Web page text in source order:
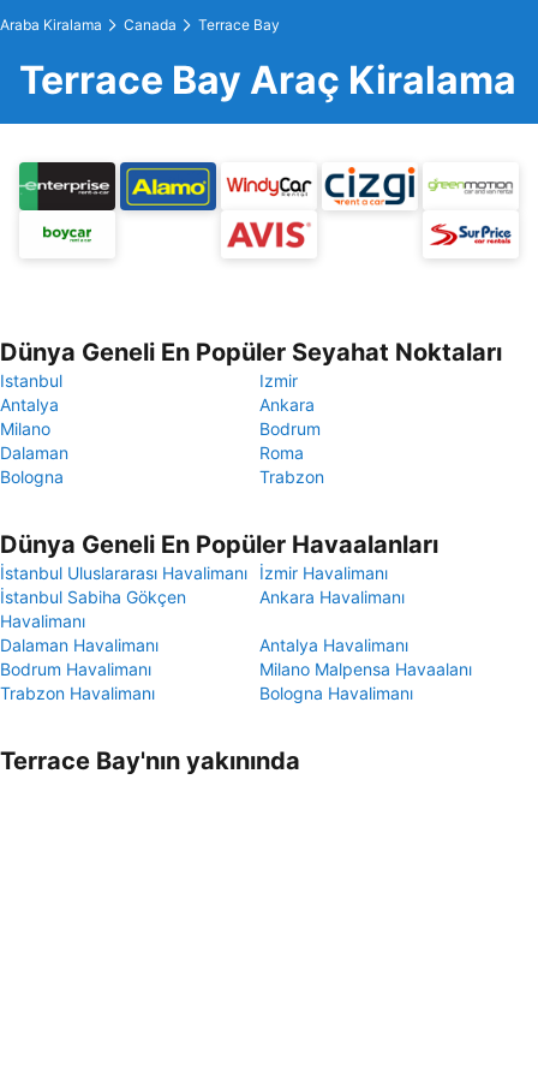
Araba Kiralama Canada Terrace Bay
Terrace Bay Araç Kiralama
Dünya Geneli En Popüler Seyahat Noktaları
Istanbul
Izmir
Antalya
Ankara
Milano
Bodrum
Dalaman
Roma
Bologna
Trabzon
Dünya Geneli En Popüler Havaalanları
İstanbul Uluslararası Havalimanı
İzmir Havalimanı
İstanbul Sabiha Gökçen
Havalimanı
Ankara Havalimanı
Dalaman Havalimanı
Antalya Havalimanı
Bodrum Havalimanı
Milano Malpensa Havaalanı
Trabzon Havalimanı
Bologna Havalimanı
Terrace Bay'nın yakınında